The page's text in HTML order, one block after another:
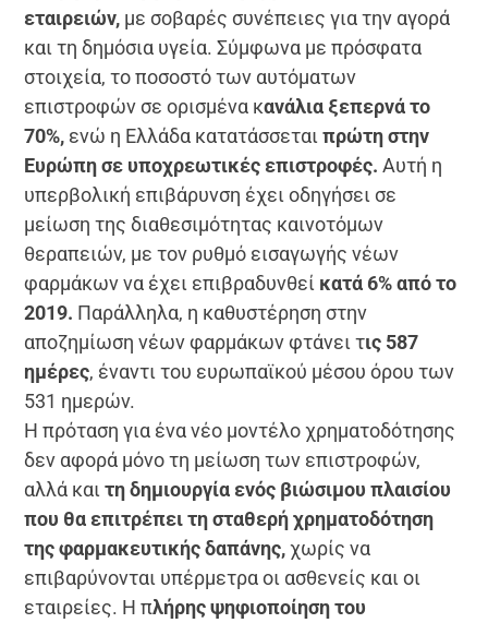
εταιρειών, με σοβαρές συνέπειες για την αγορά
και τη δημόσια υγεία. Σύμφωνα με πρόσφατα
στοιχεία, το ποσοστό των αυτόματων
επιστροφών σε ορισμένα κανάλια ξεπερνά το
70%, ενώ η Ελλάδα κατατάσσεταιπρώτη στην
Ευρώπη σε υποχρεωτικές επιστροφές. Αυτή η
υπερβολική επιβάρυνση έχει οδηγήσει σε
μείωση της διαθεσιμότητας καινοτόμων
θεραπειών, με τον ρυθμό εισαγωγής νέων
φαρμάκων να έχει επιβραδυνθεί κατά 6% από το
2019. Παράλληλα, η καθυστέρηση στην
αποζημίωση νέων φαρμάκων φτάνει τις 587
ημέρες, έναντι του ευρωπαϊκού μέσου όρου των
531 ημερών.
Η πρόταση για ένα νέο μοντέλο χρηματοδότησης
δεν αφορά μόνο τη μείωση των επιστροφών,
αλλά καιτη δημιουργία ενός βιώσιμου πλαισίου
που θα επιτρέπει τη σταθερή χρηματοδότηση
της φαρμακευτικής δαπάνης,χωρίς να
επιβαρύνονται υπέρμετρα οι ασθενείς και οι
εταιρείες. Η πλήρης ψηφιοποίηση του